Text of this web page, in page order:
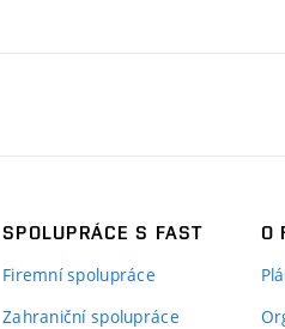
SPOLUPRÁCE S FAST
Firemní spolupráce
Zahraniční spolupráce
O